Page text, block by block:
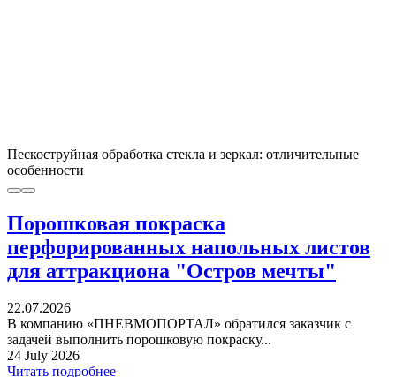
Пескоструйная обработка стекла и зеркал: отличительные
особенности
Порошковая покраска
перфорированных напольных листов
для аттракциона "Остров мечты"
22.07.2026
В компанию «ПНЕВМОПОРТАЛ» обратился заказчик с
задачей выполнить порошковую покраску...
24 July 2026
Читать подробнее